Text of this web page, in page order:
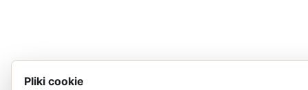
Pliki cookie